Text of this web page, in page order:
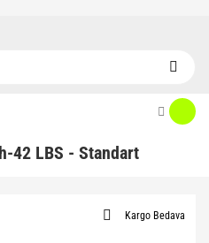
42 LBS - Standart
Kargo Bedava